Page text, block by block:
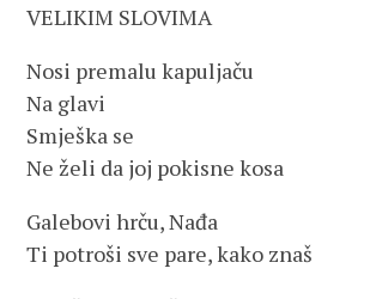
VELIKIM SLOVIMA
Nosi premalu kapuljaču
Na glavi
Smješka se
Ne želi da joj pokisne kosa
Galebovi hrču, Nađa
Ti potroši sve pare, kako znaš